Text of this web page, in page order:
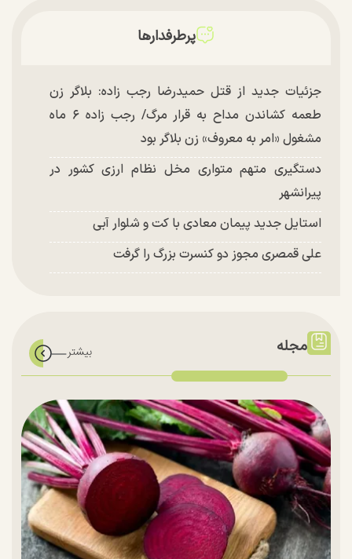
پرطرفدارها
جزئیات جدید از قتل حمیدرضا رجب زاده: بلاگر زن
طعمه کشاندن مداح به قرار مرگ/ رجب زاده ۶ ماه
مشغول «امر به معروف» زن بلاگر بود
دستگیری متهم متواری مخل نظام ارزی کشور در
پیرانشهر
استایل جدید پیمان معادی با کت و شلوار آبی
علی قمصری مجوز دو کنسرت بزرگ را گرفت
مجله